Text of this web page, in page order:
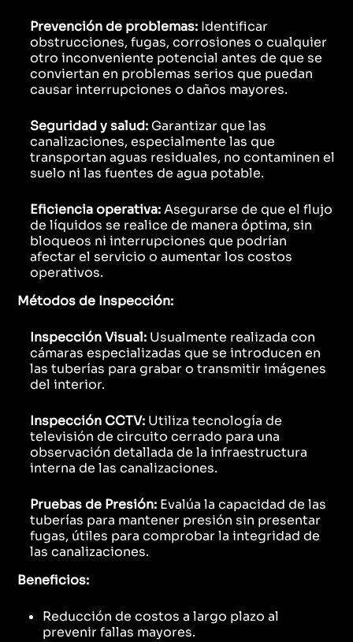
Prevención de problemas: Identificar
obstrucciones, fugas, corrosiones o cualquier
otro inconveniente potencial antes de que se
conviertan en problemas serios que puedan
causar interrupciones o daños mayores.
Seguridad y salud: Garantizar que las
canalizaciones, especialmente las que
transportan aguas residuales, no contaminen el
suelo ni las fuentes de agua potable.
Eficiencia operativa:Asegurarse de que el flujo
de líquidos se realice de manera óptima, sin
bloqueos ni interrupciones que podrían
afectar el servicio o aumentar los costos
operativos.
Métodos de Inspección:
Inspección Visual: Usualmente realizada con
cámaras especializadas que se introducen en
las tuberías para grabar o transmitir imágenes
del interior.
Inspección CCTV: Utiliza tecnología de
televisión de circuito cerrado para una
observación detallada de la infraestructura
interna de las canalizaciones.
Pruebas de Presión: Evalúa la capacidad de las
tuberías para mantener presión sin presentar
fugas, útiles para comprobar la integridad de
las canalizaciones.
Beneficios:
Reducción de costos a largo plazo al
prevenir fallas mayores.